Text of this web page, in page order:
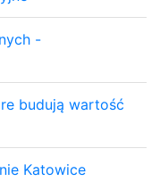
-
budują wartość
Katowice